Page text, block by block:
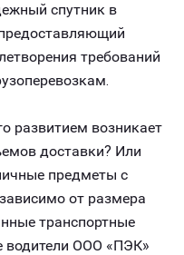
спутник в
предоставляющий
требований
развитием возникает
доставки? Или
предметы с
от размера
транспортные
водители ООО «ПЭК»